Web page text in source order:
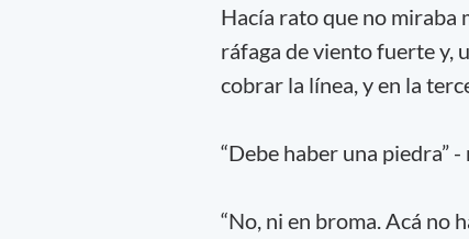
Hacía rato que no miraba
ráfaga de viento fuerte y,
cobrar la línea, y en la
“Debe haber una piedra”
“No, ni en broma. Acá no